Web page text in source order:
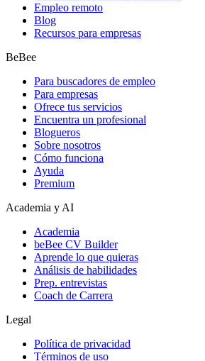
Empleo remoto
Blog
Recursos para empresas
BeBee
Para buscadores de empleo
Para empresas
Ofrece tus servicios
Encuentra un profesional
Blogueros
Sobre nosotros
Cómo funciona
Ayuda
Premium
Academia y AI
Academia
beBee CV Builder
Aprende lo que quieras
Análisis de habilidades
Prep. entrevistas
Coach de Carrera
Legal
Política de privacidad
Términos de uso